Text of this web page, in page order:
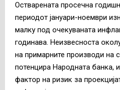
Остварената просечна
периодот јануари-ноември
малку под очекуваната
годинава. Неизвесноста
на примарните производи на
потенцира Народната банка,
фактор на ризик за